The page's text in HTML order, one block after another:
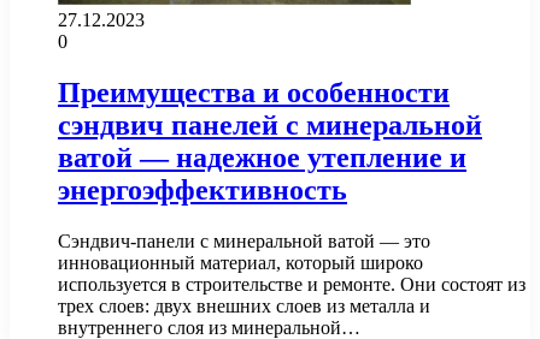
27.12.2023
0
Преимущества и особенности
сэндвич панелей с минеральной
ватой — надежное утепление и
энергоэффективность
Сэндвич-панели с минеральной ватой — это
инновационный материал, который широко
используется в строительстве и ремонте. Они состоят из
трех слоев: двух внешних слоев из металла и
внутреннего слоя из минеральной…